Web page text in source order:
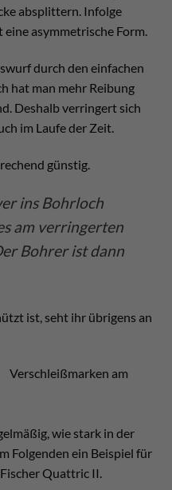
absplittern. Infolge
asymmetrische Form.
durch den einfachen
hat man mehr Reibung
Deshalb verringert sich
im Laufe der Zeit.
günstig.
ins Bohrloch
am verringerten
Bohrer ist dann
ist, seht ihr übrigens an
Verschleißmarken am
wie stark in der
Folgenden ein Beispiel für
Quattric II.